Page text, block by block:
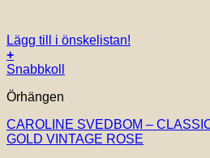
Lägg till i önskelistan!
+
Snabbkoll
Örhängen
CAROLINE SVEDBOM –
GOLD VINTAGE ROSE